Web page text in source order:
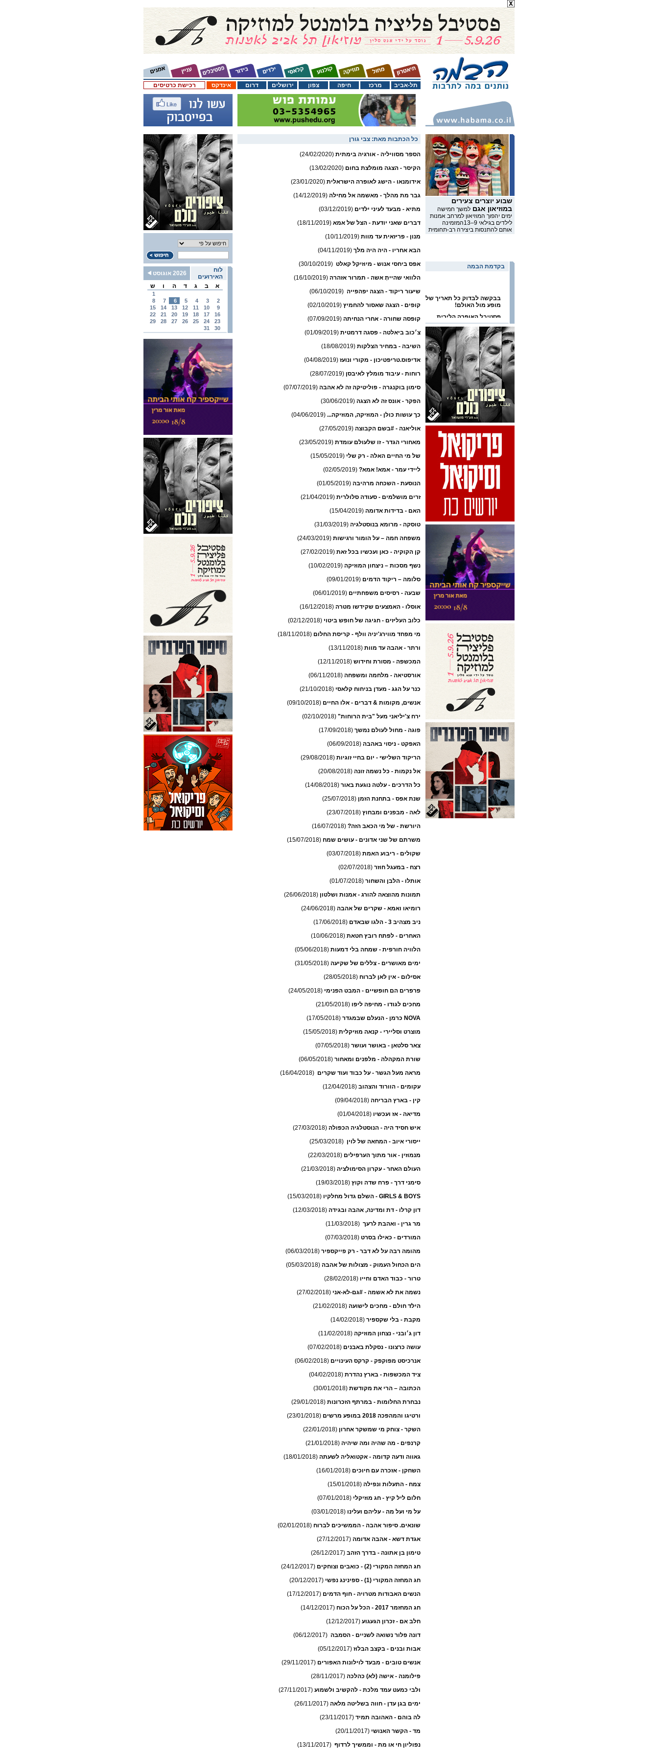
רכישת כרטיסים אינדקס דרום ירושלים צפון חיפה מרכז תל-אביב
לוח
האירועים
2026 אוגוסט
א
ב ג ד ה ו ש
1
2
3
4
5
6
7
8
9
10
11
12
13
14
15
16
17
18
19
20
21
22
23
24
25
26
27
28
29
30
31
כל הכתבות מאת: צבי גורן
הספר מסוויליה - אורגיה בימתית (24/02/2020)
הקיסר - הצגה מומלצת בחום (13/02/2020)
אידומנאו - הישג לאופרה הישראלית (23/01/2020)
גבר מת מהלך - מאשמה אל מחילה (14/12/2019)
מתיא - מבעד לעיני ילדים (03/12/2019)
דברים שאני יודעת - הצל של אמא (18/11/2019)
מנון - פריזאית עד מוות (10/11/2019)
הבא אחריו - היה היה מלך (04/11/2019)
אפס ביחסי אנוש - מיוזיקל קאלט (30/10/2019)
הלוואי שהייתָ אשה - תמרור אזהרה (16/10/2019)
שיעור ריקוד - הצגה יפהפייה (06/10/2019)
קופים - הצגה שאסור להחמיץ (02/10/2019)
קופסה שחורה - אחרי הנחיתה (07/09/2019)
צ׳כוב ביאלטה - פסגה דרמטית (01/09/2019)
השיבה - במחיר הצלקות (18/08/2019)
אדיפוס.טריפטיכון - מקורי ונועז (04/08/2019)
רוחות - עיבוד מומלץ לאיבסן (28/07/2019)
סימון בוקנגרה - פוליטיקה זה לא אהבה (07/07/2019)
הפקר - אונס זה לא הצגה (30/06/2019)
כך עושות כולן - המוזיקה, המוזיקה... (04/06/2019)
אוליאנה - #בשם הקבוצה (27/05/2019)
מאחורי הגדר - זו שלעולם עומדת (23/05/2019)
של מי החיים האלה - רק שלי (15/05/2019)
ליידי עמר - אמא! אמא? (02/05/2019)
הנוסעת - השכחה מרהיבה (01/05/2019)
זרים מושלמים - סעודה סלולרית (21/04/2019)
האם - בדידות אדומה (15/04/2019)
טוסקה - מרומא בנוסטלגיה (31/03/2019)
משפחה חמה – על הומור ורגישות (24/03/2019)
קן הקוקיה - כאן ועכשיו בכל זאת (27/02/2019)
נשף מסכות – ניצחון המוזיקה (10/02/2019)
סלומה – ריקוד הדמים (09/01/2019)
שבעה - רסיסים משפחתיים (06/01/2019)
אוסלו - האמצעים שקידשו מטרה (16/12/2018)
כלוב העליזים - חגיגה של חופש ביטוי (02/12/2018)
מי מפחד מווירג'יניה וולף - קריסת החלום (18/11/2018)
ורתר - אהבה עד מוות (13/11/2018)
המכשפה - מסורת וחידוש (12/11/2018)
אורסטיאה - מלחמה ומשפחה (06/11/2018)
כנר על הגג - מעדן בניחוח קלאסי (21/10/2018)
אנשים, מקומות & דברים - אלו החיים (09/10/2018)
ירח צ'יליאני מעל "בית הרוחות" (02/10/2018)
פוגה - מחול לעולם נמשך (17/09/2018)
האפקט - ניסוי באהבה (06/09/2018)
הריקוד השלישי - יום בחיי זוגיות (29/08/2018)
אל נקמות - כל נשמה זונה (20/08/2018)
כל הדרכים - עלטה נוגעת באור (14/08/2018)
שנת אפס - בתחנת הזמן (25/07/2018)
לאה - מבפנים ומבחוץ (23/07/2018)
היורשת - של מי הכאב הזה? (16/07/2018)
משרתם של שני אדונים - עושים שמח (15/07/2018)
שקולים - ריבוע האמת (03/07/2018)
רצח - במעגל חוזר (02/07/2018)
אותלו - הלבן והשחור (01/07/2018)
תמונות מהוצאה להורג - אמנות ושלטון (26/06/2018)
רומיאו ואמא - שקרים של אהבה (24/06/2018)
ניב מצהיב 3 - הלגו שבאדם
(17/06/2018)
האחרים - לפתח רובץ חטאת (10/06/2018)
הלוויה חורפית - שמחה בלי דמעות (05/06/2018)
ימים מאושרים - צללים של שקיעה (31/05/2018)
אסילום - אין לאן לברוח (28/05/2018)
פרפרים הם חופשיים - המבט הפנימי (24/05/2018)
מחכים לגודו - מחיפה ליפו (21/05/2018)
NOVA כרמן - הנעלם שבמגדר
(17/05/2018)
מוצרט וסליירי - קנאה מוזיקלית (15/05/2018)
צאר סלטאן - באושר ועושר (07/05/2018)
שורת המקהלה - מלפנים ומאחור (06/05/2018)
מראה מעל הגשר - על כבוד ועוד שקרים (16/04/2018)
עקומים - הוורוד והצהוב (12/04/2018)
קין - בארץ הבריחה (09/04/2018)
מדיאה - אז ועכשיו (01/04/2018)
איש חסיד היה - הנוסטלגיה הכפולה (27/03/2018)
ייסורי איוב - המחאה של לוין (25/03/2018)
מנמוזין - אור מתוך הערפילים (22/03/2018)
העולם האחר - עקרון הסימולציה (21/03/2018)
סימני דרך - פרח שדה וקוץ (19/03/2018)
GIRLS & BOYS - השלם גדול מחלקיו
(15/03/2018)
דון קרלו - דת ומדינה, אהבה ובגידה (12/03/2018)
מר גרין - ואהבת לרעך (11/03/2018)
המורדים - כאילו בסרט (07/03/2018)
מהומה רבה על לא דבר - רק פייקספיר (06/03/2018)
הים הכחול העמוק - מצולות של אהבה (05/03/2018)
טרור - כבוד האדם וחייו (28/02/2018)
נשמה את לא אשמה - #גם-לא-אני (27/02/2018)
הילד חולם - מחכים לישועה (21/02/2018)
מקבת - בלי שקספיר (14/02/2018)
דון ג׳ובני - נצחון המוזיקה (11/02/2018)
עושה כרצונו - נסקלת באבנים (07/02/2018)
אנרכיסט מפוקפק - קרקס העינויים (06/02/2018)
ציד המכשפות - בארץ נהדרת (04/02/2018)
הכתובה – הרי את מקודשת (30/01/2018)
נבחרת החלומות - במרתף הזכרונות (29/01/2018)
ורטיגו והמהפכה 2018 במופע מרשים
(23/01/2018)
השקר - צוחק מי שמשקר אחרון (22/01/2018)
קרנפים - מה שהיה ומה שיהיה (21/01/2018)
גאווה ודעה קדומה - אקטואליה לשעתה (18/01/2018)
השחקן - אזכרה עם חיוכים (16/01/2018)
צמח - התעלות ונפילה (15/01/2018)
חלום ליל קיץ - חג מוזיקלי (07/01/2018)
על מי ועל מה - עליהם ועלינו (03/01/2018)
שונאים. סיפור אהבה - הממשיכים לברוח (02/01/2018)
אגדת דשא - אהבה אדומה (27/12/2017)
טימון בן אתונה - בדרך הזהב (26/12/2017)
חג המחזה המקורי (2) - כואבים וצוחקים
(24/12/2017)
חג המחזה המקורי (1) - ספינינג נפשי
(20/12/2017)
הנשים האבודות מטרויה - חוף הדמים (17/12/2017)
חג המחזמר 2017 - הכל על הכוח
(14/12/2017)
חלב אם - זכרון הגעגוע (12/12/2017)
דונה פלור נשואה לשניים - הסמבה (06/12/2017)
אבות ובנים - בקצב הבלוז (05/12/2017)
אנשים טובים - מבעד לוילונות האפורים (29/11/2017)
פילומנה - אישה (לא) כהלכה (28/11/2017)
ולבי כמעט עמד מלכת - להקשיב ולשמוע (27/11/2017)
ימים בגן עדן - חווה בשליטה מלאה (26/11/2017)
לה בוהם - האהובה תמיד (23/11/2017)
מד - הקשר האנושי (20/11/2017)
נפוליון חי או מת - וממשיך לרדוף (13/11/2017)
שבוע יוצרים צעירים
במוזיאון אגם למשך חמישה
ימים יהפוך המוזיאון למרחב אמנות
לילדים בגילאי 9–13המזמינה
אותם להתנסות ביצירה רב-תחומית
בקדמת הבמה
בבקשה לבדוק כל תאריך של
מופע מול האולם!
פסטיבל האופרה הלירית
2026
פסטיבל הפסנתר הבינלאומי
בערד 2026
פסטיבל ישראל 2026
פסטיבל תל אביב דאנס
2026